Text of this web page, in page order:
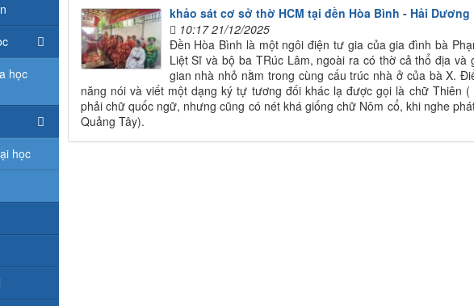
khảo sát cơ sở thờ HCM tại đền Hòa Bình - Hải Dương
10:17 21/12/2025
Đền Hòa Bình là một ngôi điện tư gia của gia đình bà
Liệt Sĩ và bộ ba TRúc Lâm, ngoài ra có thờ cả thổ địa
gian nhà nhỏ nằm trong cùng cấu trúc nhà ở của bà X.
năng nói và viết một dạng ký tự tương đối khác lạ được gọi là chữ Thiên
phải chữ quốc ngữ, nhưng cũng có nét khá giống chữ Nôm cổ, khi nghe
Quảng Tây).
học
học